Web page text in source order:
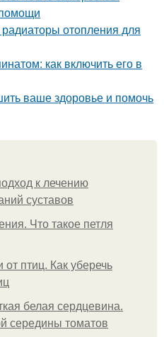
отопления для
как включить его в
ваше здоровье и помочь
к лечению
суставов
Что такое петля
от птиц. Как уберечь
белая сердцевина.
середины томатов